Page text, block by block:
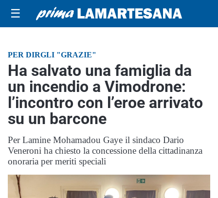
☰
PER DIRGLI "GRAZIE"
Ha salvato una famiglia da
un incendio a Vimodrone:
l’incontro con l’eroe arrivato
su un barcone
Per Lamine Mohamadou Gaye il sindaco Dario
Veneroni ha chiesto la concessione della cittadinanza
onoraria per meriti speciali